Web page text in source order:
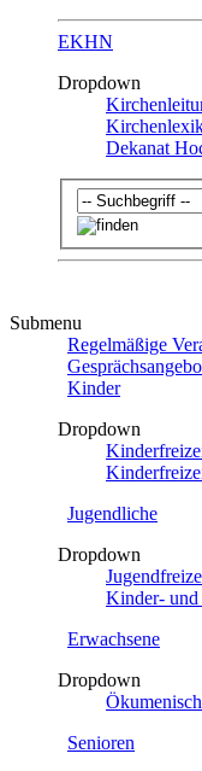
EKHN
Dropdown
Dekanat
Submenu
Regelmäßige
Kinder
Dropdown
Jugendliche
Dropdown
Kinder- und
Erwachsene
Dropdown
Senioren